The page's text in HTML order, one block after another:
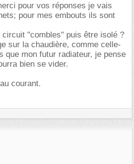
pour vos réponses je vais
pour mes embouts ils sont
circuit "combles" puis être isolé ?
sur la chaudière, comme celle-
que mon futur radiateur, je pense
bien se vider.
courant.